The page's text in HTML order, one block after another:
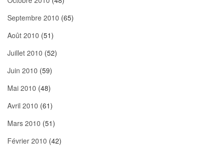
Septembre 2010 (65)
Août 2010 (51)
Juillet 2010 (52)
Juin 2010 (59)
Mai 2010 (48)
Avril 2010 (61)
Mars 2010 (51)
Février 2010 (42)